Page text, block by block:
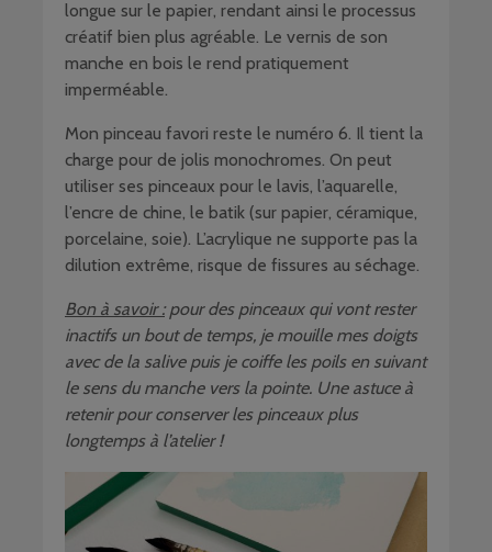
longue sur le papier, rendant ainsi le processus
créatif bien plus agréable. Le vernis de son
manche en bois le rend pratiquement
imperméable.
Mon pinceau favori reste le numéro 6. Il tient la
charge pour de jolis monochromes. On peut
utiliser ses pinceaux pour le lavis, l’aquarelle,
l’encre de chine, le batik (sur papier, céramique,
porcelaine, soie). L’acrylique ne supporte pas la
dilution extrême, risque de fissures au séchage.
Bon à savoir :pour des pinceaux qui vont rester
inactifs un bout de temps, je mouille mes doigts
avec de la salive puis je coiffe les poils en suivant
le sens du manche vers la pointe. Une astuce à
retenir pour conserver les pinceaux plus
longtemps à l’atelier !